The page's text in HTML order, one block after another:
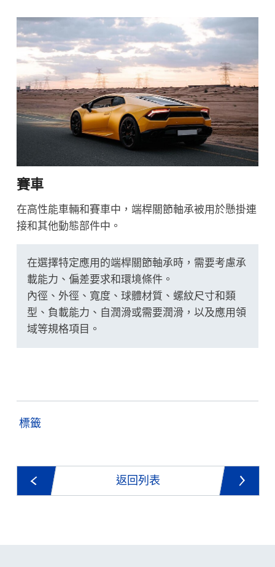
賽車
在高性能車輛和賽車中，端桿關節軸承被用於懸掛連
接和其他動態部件中。
在選擇特定應用的端桿關節軸承時，需要考慮承
載能力、偏差要求和環境條件。
內徑、外徑、寬度、球體材質、螺紋尺寸和類
型、負載能力、自潤滑或需要潤滑，以及應用領
域等規格項目。
標籤
返回列表